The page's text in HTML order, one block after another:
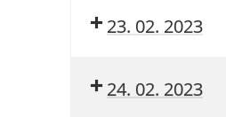
23. 02. 2023
24. 02. 2023